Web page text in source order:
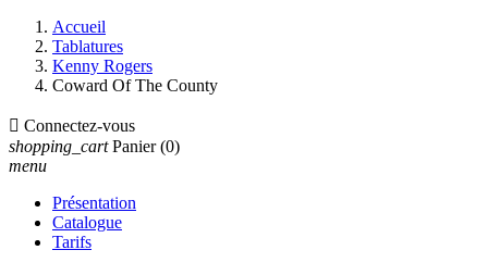
Accueil
Tablatures
Kenny Rogers
Coward Of The County
 Connectez-vous
shopping_cart Panier (0)
menu
Présentation
Catalogue
Tarifs